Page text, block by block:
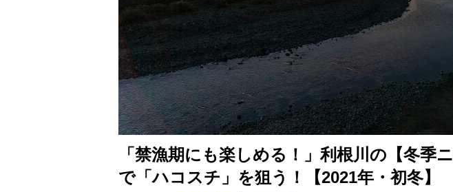
「禁漁期にも楽しめる！」利根川の【冬季
で「ハコスチ」を狙う！【2021年・初冬】